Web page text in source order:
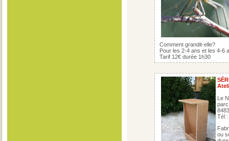
Comment grandit-elle?
Pour les 2-4 ans et les 4-6
Tarif 12€ durée 1h30
Le
Tél :
ou